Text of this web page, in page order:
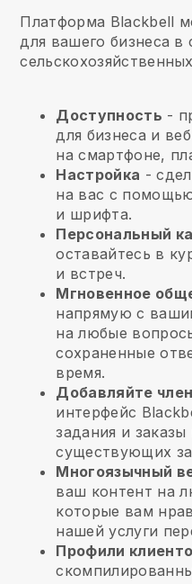
Платформа Blackbell
для вашего бизнеса в
Доступность -
для бизнеса и
на смартфоне,
Настройка -
на вас с
и шрифта.
Персональный
оставайтесь в
и встреч.
Мгновенное
напрямую с
на любые
сохраненные
время.
Добавляйте
интерфейс
задания и
существующих
Многоязычный
ваш контент на
которые вам
нашей услуги
Профили